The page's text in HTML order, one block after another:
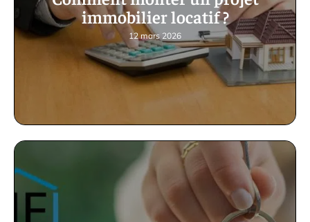
immobilier locatif ?
12 mars 2026